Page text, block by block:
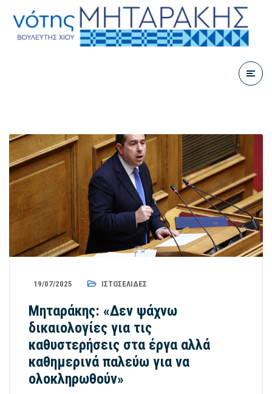
19/07/2025 ΙΣΤΟΣΕΛΊΔΕΣ
Μηταράκης: «Δεν ψάχνω
δικαιολογίες για τις
καθυστερήσεις στα έργα αλλά
καθημερινά παλεύω για να
ολοκληρωθούν»